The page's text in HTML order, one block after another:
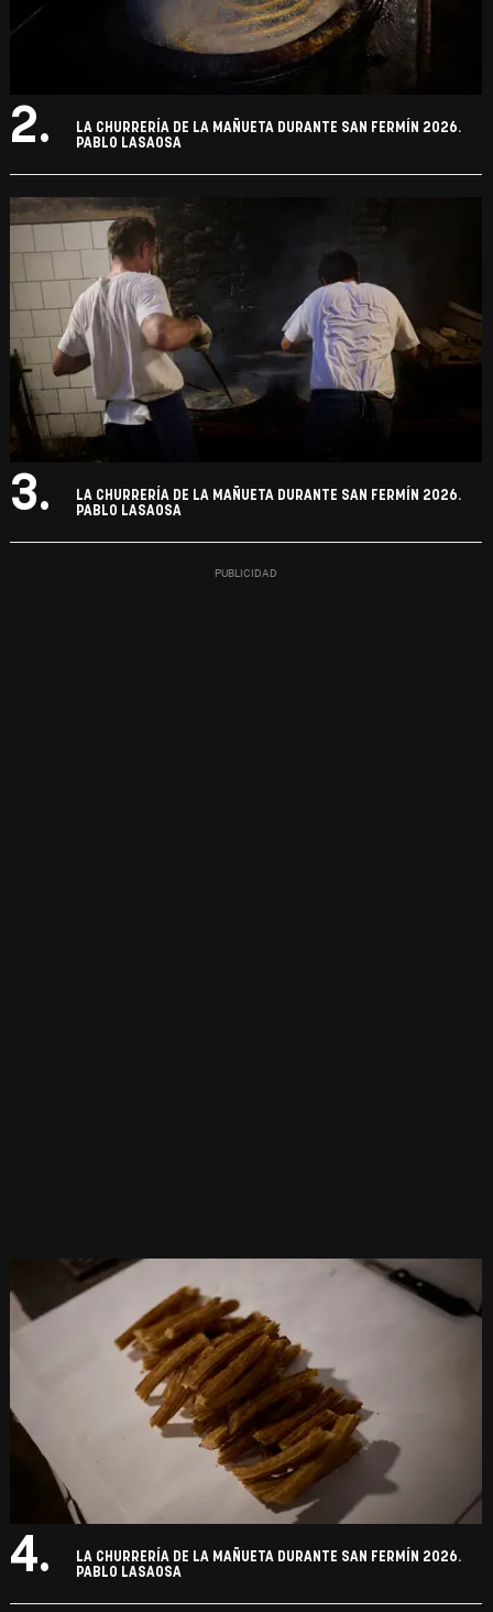
2.
LA CHURRERÍA DE LA MAÑUETA DURANTE SAN FERMÍN 2026.
PABLO LASAOSA
3.
LA CHURRERÍA DE LA MAÑUETA DURANTE SAN FERMÍN 2026.
PABLO LASAOSA
4.
LA CHURRERÍA DE LA MAÑUETA DURANTE SAN FERMÍN 2026.
PABLO LASAOSA